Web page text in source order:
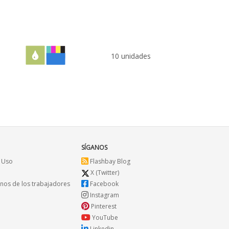
10 unidades
de los trabajadores
SÍGANOS
Flashbay Blog
X (Twitter)
Facebook
Instagram
Pinterest
YouTube